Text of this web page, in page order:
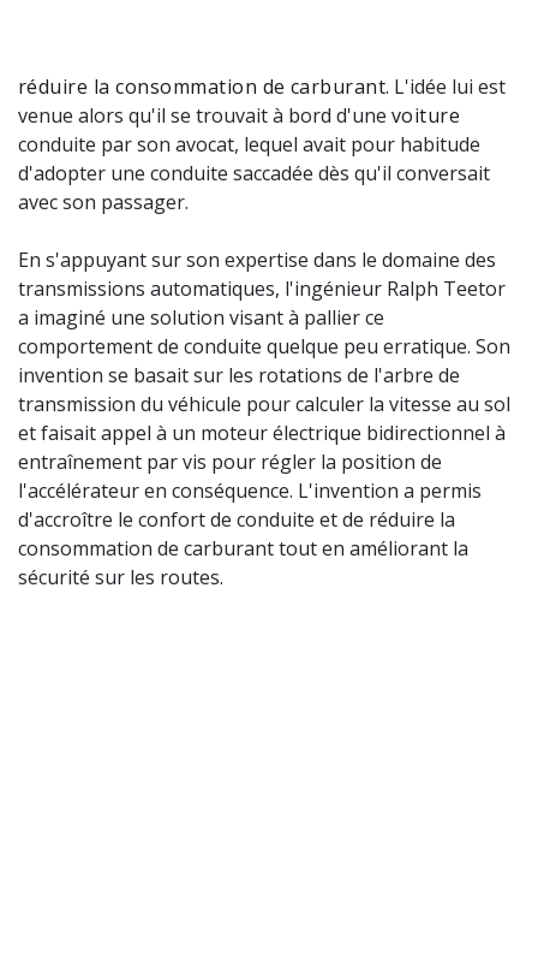
réduire la consommation de carburant. L'idée lui est
venue alors qu'il se trouvait à bord d'une voiture
conduite par son avocat, lequel avait pour habitude
d'adopter une conduite saccadée dès qu'il conversait
avec son passager.
En s'appuyant sur son expertise dans le domaine des
transmissions automatiques, l'ingénieur Ralph Teetor
a imaginé une solution visant à pallier ce
comportement de conduite quelque peu erratique. Son
invention se basait sur les rotations de l'arbre de
transmission du véhicule pour calculer la vitesse au sol
et faisait appel à un moteur électrique bidirectionnel à
entraînement par vis pour régler la position de
l'accélérateur en conséquence. L'invention a permis
d'accroître le confort de conduite et de réduire la
consommation de carburant tout en améliorant la
sécurité sur les routes.